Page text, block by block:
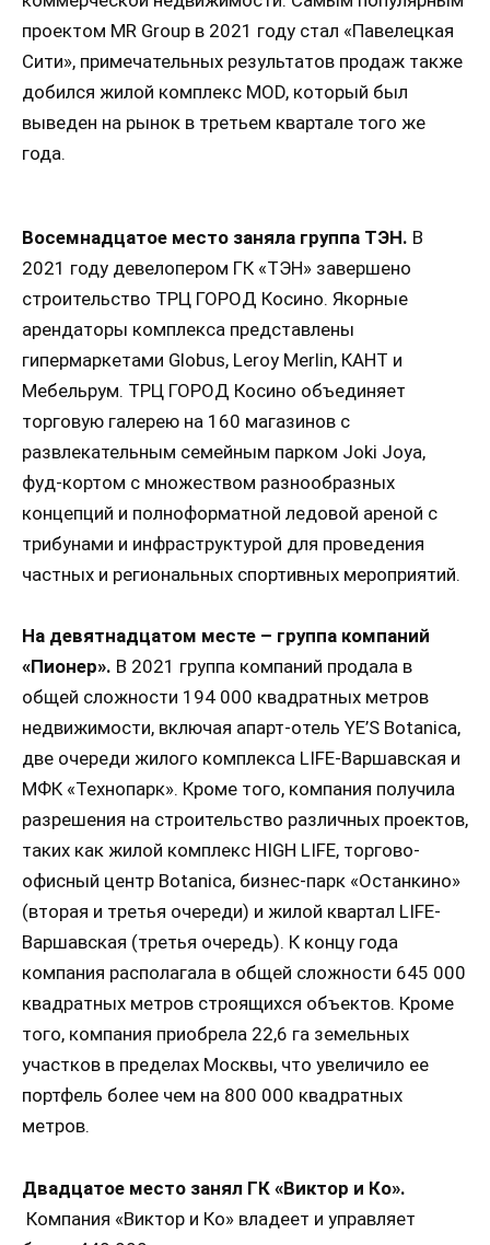
проектом MR Group в 2021 году стал «Павелецкая
Сити», примечательных результатов продаж также
добился жилой комплекс MOD, который был
выведен на рынок в третьем квартале того же
года.
Восемнадцатое место заняла группа ТЭН. В
2021 году девелопером ГК «ТЭН» завершено
строительство ТРЦ ГОРОД Косино. Якорные
арендаторы комплекса представлены
гипермаркетами Globus, Leroy Merlin, КАНТ и
Мебельрум. ТРЦ ГОРОД Косино объединяет
торговую галерею на 160 магазинов с
развлекательным семейным парком Joki Joya,
фуд-кортом с множеством разнообразных
концепций и полноформатной ледовой ареной с
трибунами и инфраструктурой для проведения
частных и региональных спортивных мероприятий.
На девятнадцатом месте – группа компаний
«Пионер». В 2021 группа компаний продала в
общей сложности 194 000 квадратных метров
недвижимости, включая апарт-отель YE’S Botanica,
две очереди жилого комплекса LIFE-Варшавская и
МФК «Технопарк». Кроме того, компания получила
разрешения на строительство различных проектов,
таких как жилой комплекс HIGH LIFE, торгово-
офисный центр Botanica, бизнес-парк «Останкино»
(вторая и третья очереди) и жилой квартал LIFE-
Варшавская (третья очередь). К концу года
компания располагала в общей сложности 645 000
квадратных метров строящихся объектов. Кроме
того, компания приобрела 22,6 га земельных
участков в пределах Москвы, что увеличило ее
портфель более чем на 800 000 квадратных
метров.
Двадцатое место занял ГК «Виктор и Ко».
Компания «Виктор и Ко» владеет и управляет